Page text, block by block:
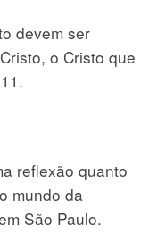
devem ser
o Cristo que
reflexão quanto
mundo da
São Paulo.